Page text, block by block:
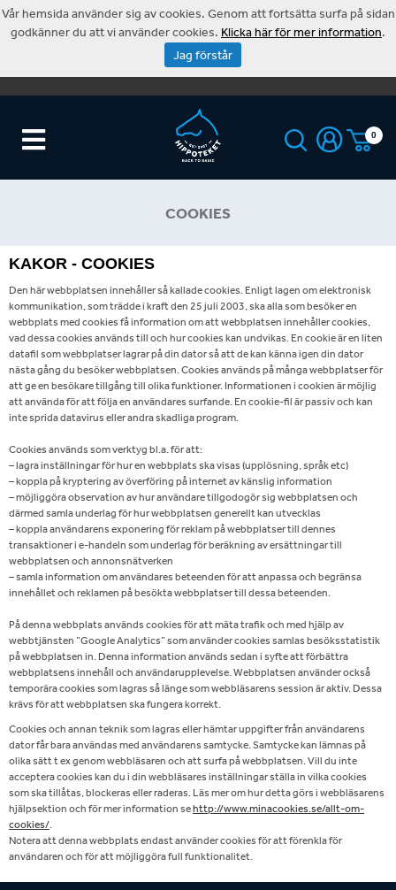
0
COOKIES
KAKOR - COOKIES
Den här webbplatsen innehåller så kallade cookies. Enligt lagen om elektronisk
kommunikation, som trädde i kraft den 25 juli 2003, ska alla som besöker en
webbplats med cookies få information om att webbplatsen innehåller cookies,
vad dessa cookies används till och hur cookies kan undvikas. En cookie är en liten
datafil som webbplatser lagrar på din dator så att de kan känna igen din dator
nästa gång du besöker webbplatsen. Cookies används på många webbplatser för
att ge en besökare tillgång till olika funktioner. Informationen i cookien är möjlig
att använda för att följa en användares surfande. En cookie-fil är passiv och kan
inte sprida datavirus eller andra skadliga program.
Cookies används som verktyg bl.a. för att:
– lagra inställningar för hur en webbplats ska visas (upplösning, språk etc)
– koppla på kryptering av överföring på internet av känslig information
– möjliggöra observation av hur användare tillgodogör sig webbplatsen och
därmed samla underlag för hur webbplatsen generellt kan utvecklas
– koppla användarens exponering för reklam på webbplatser till dennes
transaktioner i e-handeln som underlag för beräkning av ersättningar till
webbplatsen och annonsnätverken
– samla information om användares beteenden för att anpassa och begränsa
innehållet och reklamen på besökta webbplatser till dessa beteenden.
På denna webbplats används cookies för att mäta trafik och med hjälp av
webbtjänsten ”Google Analytics” som använder cookies samlas besöksstatistik
på webbplatsen in. Denna information används sedan i syfte att förbättra
webbplatsens innehåll och användarupplevelse. Webbplatsen använder också
temporära cookies som lagras så länge som webbläsarens session är aktiv. Dessa
krävs för att webbplatsen ska fungera korrekt.
Cookies och annan teknik som lagras eller hämtar uppgifter från användarens
dator får bara användas med användarens samtycke. Samtycke kan lämnas på
olika sätt t ex genom webbläsaren och att surfa på webbplatsen. Vill du inte
acceptera cookies kan du i din webbläsares inställningar ställa in vilka cookies
som ska tillåtas, blockeras eller raderas. Läs mer om hur detta görs i webbläsarens
hjälpsektion och för mer information sehttp://www.minacookies.se/allt-om-
cookies/.
Notera att denna webbplats endast använder cookies för att förenkla för
användaren och för att möjliggöra full funktionalitet.
Vår hemsida använder sig av cookies. Genom att fortsätta surfa på sidan
godkänner du att vi använder cookies. Klicka här för mer information.
Jag förstår